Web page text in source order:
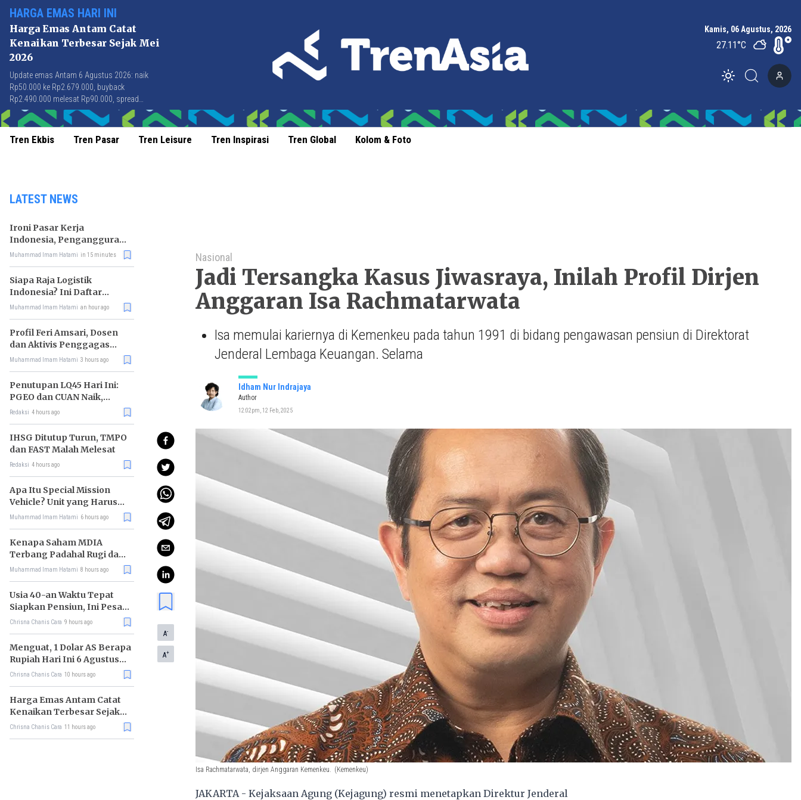
HARGA EMAS HARI INI
Harga Emas Antam Catat
Kenaikan Terbesar Sejak Mei
2026
Update emas Antam 6 Agustus 2026: naik
Rp50.000 ke Rp2.679.000, buyback
Rp2.490.000 melesat Rp90.000, spread
Rp189.000 tersempit sejak awal April 2026.
Kamis, 06 Agustus, 2026
27.11°C
Toggle theme
Tren Ekbis Tren Pasar Tren Leisure Tren Inspirasi Tren Global Kolom & Foto
LATEST NEWS
Ironi Pasar Kerja
Indonesia, Pengangguran
Didominasi Lulusan SMK
Muhammad Imam Hatami in 15 minutes
Siapa Raja Logistik
Indonesia? Ini Daftar
Pemimpin Pasarnya
Muhammad Imam Hatami an hour ago
Profil Feri Amsari, Dosen
dan Aktivis Penggagas
Kabinet Bayangan
Muhammad Imam Hatami 3 hours ago
Penutupan LQ45 Hari Ini:
PGEO dan CUAN Naik,
MBMA Turun
Redaksi 4 hours ago
IHSG Ditutup Turun, TMPO
dan FAST Malah Melesat
Redaksi 4 hours ago
Apa Itu Special Mission
Vehicle? Unit yang Harus
Bereskan Utang Whoosh
Muhammad Imam Hatami 6 hours ago
Kenapa Saham MDIA
Terbang Padahal Rugi dan
Terlilit Utang?
Muhammad Imam Hatami 8 hours ago
Usia 40-an Waktu Tepat
Siapkan Pensiun, Ini Pesan
Rhenald Kasali
Chrisna Chanis Cara 9 hours ago
Menguat, 1 Dolar AS Berapa
Rupiah Hari Ini 6 Agustus
2026?
Chrisna Chanis Cara 10 hours ago
Harga Emas Antam Catat
Kenaikan Terbesar Sejak
Mei 2026
Chrisna Chanis Cara 11 hours ago
A-
A+
Nasional
Jadi Tersangka Kasus Jiwasraya, Inilah Profil Dirjen
Anggaran Isa Rachmatarwata
Isa memulai kariernya di Kemenkeu pada tahun 1991 di bidang pengawasan pensiun di Direktorat
Jenderal Lembaga Keuangan. Selama
Idham Nur Indrajaya
Author
12:02pm, 12 Feb, 2025
Isa Rachmatarwata, dirjen Anggaran Kemenkeu. (Kemenkeu)
JAKARTA - Kejaksaan Agung (Kejagung) resmi menetapkan Direktur Jenderal